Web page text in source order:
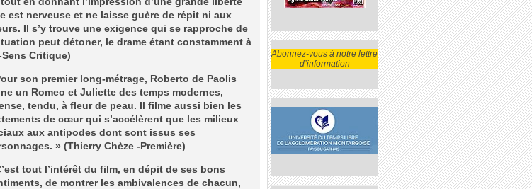
est nerveuse et ne laisse guère de répit ni aux
Il s’y trouve une exigence qui se rapproche de
peut détoner, le drame étant constamment à
Critique)
son premier long-métrage, Roberto de Paolis
un Romeo et Juliette des temps modernes,
tendu, à fleur de peau. Il filme aussi bien les
de cœur qui s’accélèrent que les milieux
aux antipodes dont sont issus ses
» (Thierry Chèze -Première)
tout l’intérêt du film, en dépit de ses bons
de montrer les ambivalences de chacun,
Abonnez-vous à notre lettre
d’information